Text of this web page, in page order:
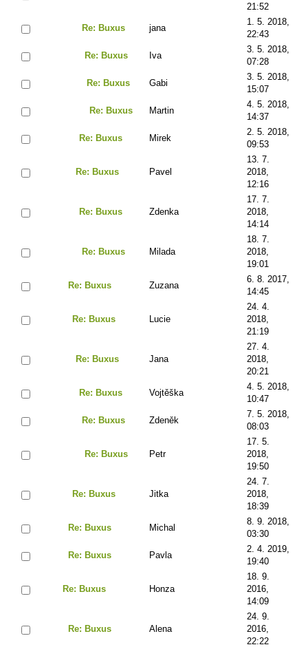
21:52
Re: Buxus jana
1. 5. 2018,
22:43
Re: Buxus Iva
3. 5. 2018,
07:28
Re: Buxus Gabi
3. 5. 2018,
15:07
Re: Buxus Martin
4. 5. 2018,
14:37
Re: Buxus Mirek
2. 5. 2018,
09:53
Re: Buxus Pavel
13. 7.
2018,
12:16
Re: Buxus Zdenka
17. 7.
2018,
14:14
Re: Buxus Milada
18. 7.
2018,
19:01
Re: Buxus Zuzana
6. 8. 2017,
14:45
Re: Buxus Lucie
24. 4.
2018,
21:19
Re: Buxus Jana
27. 4.
2018,
20:21
Re: Buxus Vojtěška
4. 5. 2018,
10:47
Re: Buxus Zdeněk
7. 5. 2018,
08:03
Re: Buxus Petr
17. 5.
2018,
19:50
Re: Buxus Jitka
24. 7.
2018,
18:39
Re: Buxus Michal
8. 9. 2018,
03:30
Re: Buxus Pavla
2. 4. 2019,
19:40
Re: Buxus Honza
18. 9.
2016,
14:09
Re: Buxus Alena
24. 9.
2016,
22:22